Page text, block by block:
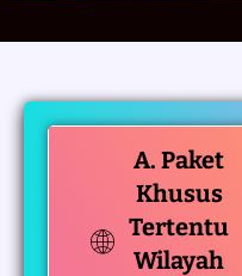
A. Paket
Khusus
Tertentu
Wilayah